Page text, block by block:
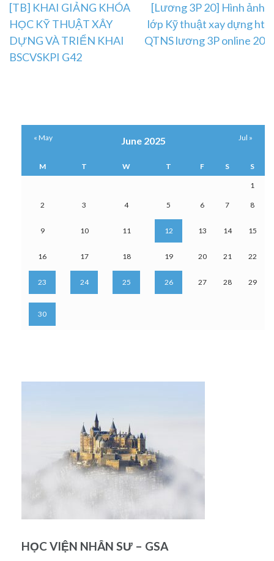
Post
navigation
[TB] KHAI GIẢNG KHÓA
HỌC KỸ THUẬT XÂY
DỰNG VÀ TRIỂN KHAI
BSCVSKPI G42
[Lương 3P 20] Hình ảnh
lớp Kỹ thuật xay dựng ht
QTNS lương 3P online 20
June 2025
M T W T F S S
1
2 3 4 5 6 7 8
9 10 11 12 13 14 15
16 17 18 19 20 21 22
23 24 25 26 27 28 29
30
« May Jul »
HỌC VIỆN NHÂN SƯ – GSA